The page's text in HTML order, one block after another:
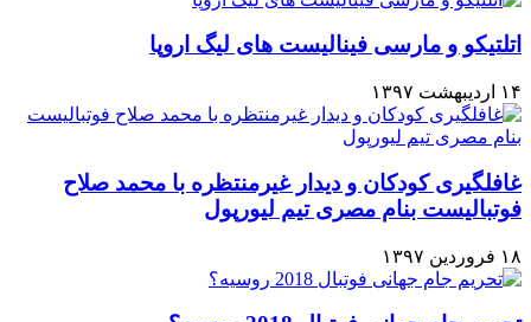
اتلتیکو و مارسی فینالیست های لیگ اروپا
۱۴ اردیبهشت ۱۳۹۷
غافلگیری کودکان و دیدار غیرمنتظره با محمد صلاح
فوتبالیست بنام مصری تیم لیورپول
۱۸ فروردین ۱۳۹۷